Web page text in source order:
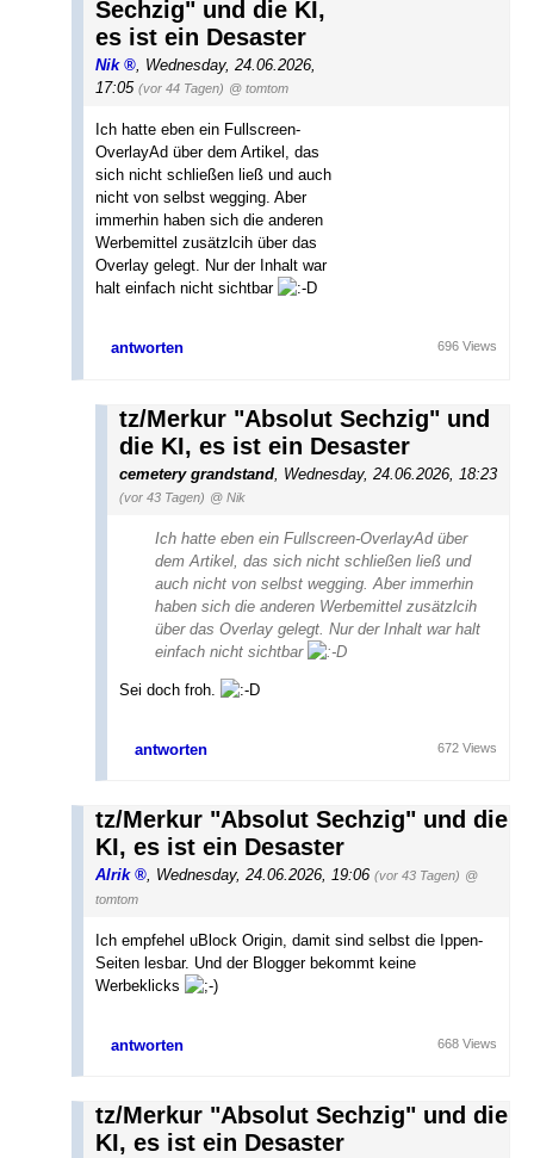
Sechzig" und die KI,
es ist ein Desaster
Nik , Wednesday, 24.06.2026,
17:05 (vor 44 Tagen) @ tomtom
Ich hatte eben ein Fullscreen-
OverlayAd über dem Artikel, das
sich nicht schließen ließ und auch
nicht von selbst wegging. Aber
immerhin haben sich die anderen
Werbemittel zusätzlcih über das
Overlay gelegt. Nur der Inhalt war
halt einfach nicht sichtbar
antworten 696 Views
tz/Merkur "Absolut Sechzig" und
die KI, es ist ein Desaster
cemetery grandstand Wednesday, 24.06.2026, 18:23
(vor 43 Tagen) @ Nik
Ich hatte eben ein Fullscreen-OverlayAd über
dem Artikel, das sich nicht schließen ließ und
auch nicht von selbst wegging. Aber immerhin
haben sich die anderen Werbemittel zusätzlcih
über das Overlay gelegt. Nur der Inhalt war halt
einfach nicht sichtbar
Sei doch froh.
antworten 672 Views
tz/Merkur "Absolut Sechzig" und die
KI, es ist ein Desaster
Alrik , Wednesday, 24.06.2026, 19:06 (vor 43 Tagen) @
tomtom
Ich empfehel uBlock Origin, damit sind selbst die Ippen-
Seiten lesbar. Und der Blogger bekommt keine
Werbeklicks
antworten 668 Views
tz/Merkur "Absolut Sechzig" und die
KI, es ist ein Desaster